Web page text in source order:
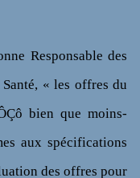
Responsable des
« les offres du
bien que moins-
aux spécifications
des offres pour